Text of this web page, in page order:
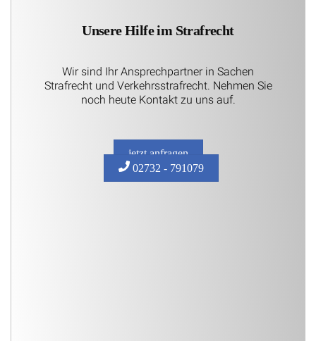
Unsere Hilfe im Strafrecht
Wir sind Ihr Ansprechpartner in Sachen
Strafrecht und Verkehrsstrafrecht. Nehmen Sie
noch heute Kontakt zu uns auf.
jetzt anfragen
02732 - 791079